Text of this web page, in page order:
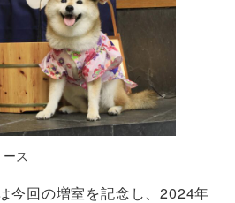
ス
今回の増室を記念し、2024年